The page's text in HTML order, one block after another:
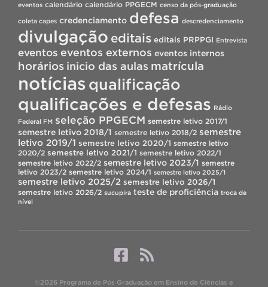
eventos calendário calendário PPGECM censo da pós-graduação
coleta capes credenciamento defesa descredenciamento
divulgação editais editais PRPPGI Entrevista
eventos eventos externos eventos internos
horários inicio das aulas matrícula
notícias qualificação
qualificações e defesas Rádio
Federal FM seleção PPGECM semestre letivo 2017/1
semestre letivo 2018/1 semestre letivo 2018/2 semestre
letivo 2019/1 semestre letivo 2020/1 semestre letivo
2020/2 semestre letivo 2021/1 semestre letivo 2022/1
semestre letivo 2022/2 semestre letivo 2023/1 semestre
letivo 2023/2 semestre letivo 2024/1 semestre letivo 2025/1
semestre letivo 2025/2 semestre letivo 2026/1
semestre letivo 2026/2 sucupira teste de proficiência troca de
nível
©2026 Programa de Pós Graduação em Ensino de Ciências e